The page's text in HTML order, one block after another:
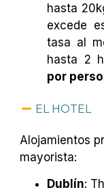
hasta
excede
tasa al
hasta 2
por
EL HOTEL
Alojamientos
mayorista:
Dublín: